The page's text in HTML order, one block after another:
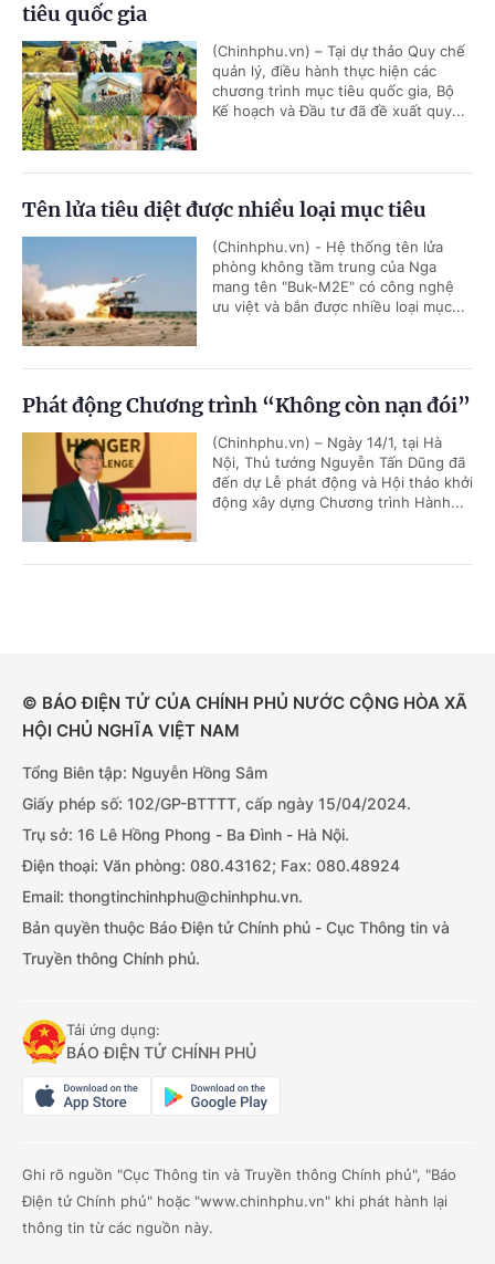
tiêu quốc gia
(Chinhphu.vn) – Tại dự thảo Quy chế
quản lý, điều hành thực hiện các
chương trình mục tiêu quốc gia, Bộ
Kế hoạch và Đầu tư đã đề xuất quy...
Tên lửa tiêu diệt được nhiều loại mục tiêu
(Chinhphu.vn) - Hệ thống tên lửa
phòng không tầm trung của Nga
mang tên "Buk-M2E" có công nghệ
ưu việt và bắn được nhiều loại mục...
Phát động Chương trình “Không còn nạn đói”
(Chinhphu.vn) – Ngày 14/1, tại Hà
Nội, Thủ tướng Nguyễn Tấn Dũng đã
đến dự Lễ phát động và Hội thảo khởi
động xây dựng Chương trình Hành...
© BÁO ĐIỆN TỬ CỦA CHÍNH PHỦ NƯỚC CỘNG HÒA XÃ
HỘI CHỦ NGHĨA VIỆT NAM
Tổng Biên tập: Nguyễn Hồng Sâm
Giấy phép số: 102/GP-BTTTT, cấp ngày 15/04/2024.
Trụ sở: 16 Lê Hồng Phong - Ba Đình - Hà Nội.
Điện thoại: Văn phòng: 080.43162; Fax: 080.48924
Email: thongtinchinhphu@chinhphu.vn.
Bản quyền thuộc Báo Điện tử Chính phủ - Cục Thông tin và
Truyền thông Chính phủ.
Tải ứng dụng:
BÁO ĐIỆN TỬ CHÍNH PHỦ
Ghi rõ nguồn "Cục Thông tin và Truyền thông Chính phủ", "Báo
Điện tử Chính phủ" hoặc "www.chinhphu.vn" khi phát hành lại
thông tin từ các nguồn này.